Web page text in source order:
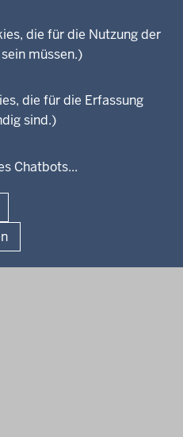
die für die Nutzung der
müssen.)
die für die Erfassung
sind.)
Chatbots...
Geobasis NRW